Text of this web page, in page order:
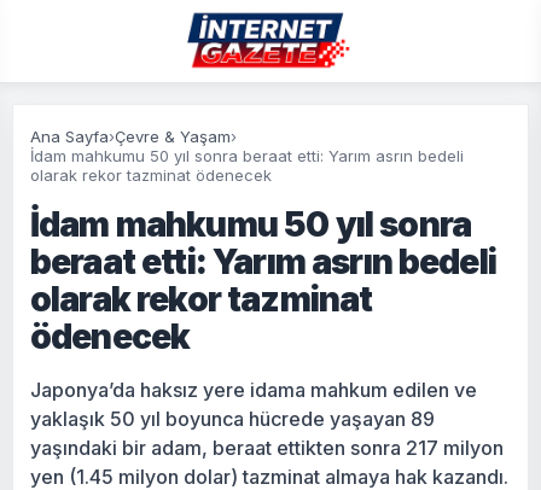
Ana Sayfa›Çevre & Yaşam›
İdam mahkumu 50 yıl sonra beraat etti: Yarım asrın bedeli
olarak rekor tazminat ödenecek
İdam mahkumu 50 yıl sonra
beraat etti: Yarım asrın bedeli
olarak rekor tazminat
ödenecek
Japonya’da haksız yere idama mahkum edilen ve
yaklaşık 50 yıl boyunca hücrede yaşayan 89
yaşındaki bir adam, beraat ettikten sonra 217 milyon
yen (1.45 milyon dolar) tazminat almaya hak kazandı.